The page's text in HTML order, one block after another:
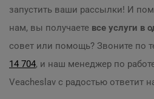
запустить ваши рассылки! И
нам, вы получаете все услуги в
совет или помощь? Звоните по
14 704, и наш менеджер по
Veacheslav с радостью ответит